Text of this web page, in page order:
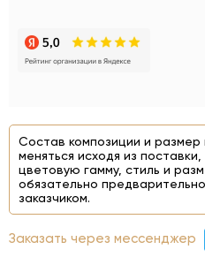
Состав композиции и размер
меняться исходя из
цветовую гамму, стиль и
обязательно
заказчиком.
Заказать через мессенджер